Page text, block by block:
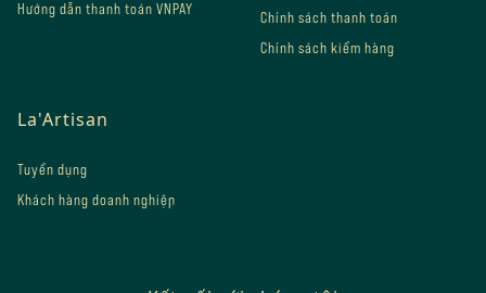
Hướng dẫn thanh toán VNPAY
Chính sách thanh toán
Chính sách kiểm hàng
La'Artisan
Tuyển dụng
Khách hàng doanh nghiệp